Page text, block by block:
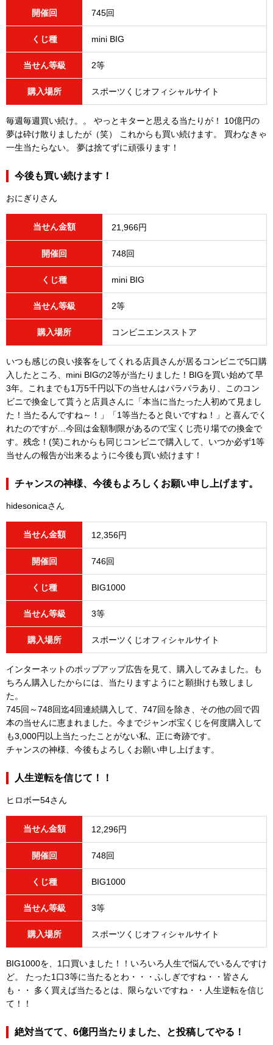
開催回 745回
くじ種 mini BIG
当せん等級 2等
購入場所 スポーツくじオフィシャルサイト
毎週毎週買い続け。。 やっとキターと思える当たりが！ 10億円の
夢は砕け散りましたが（笑） これからも買い続けます。 買わなきゃ
一生当たらない。 夢は捨てずに頑張ります！
今後も買い続けます！
おにぎりさん
当せん金額 21,966円
開催回 748回
くじ種 mini BIG
当せん等級 2等
購入場所 コンビニエンスストア
いつも感じの良い接客をしてくれる店員さんが居るコンビニで5口購
入したところ、mini BIGの2等が当たりました！BIGを買い始めて早
3年。これまでも1万5千円以下の当せんはパラパラあり、このコン
ビニで換金して貰うと店員さんに「本当に当たった人初めて見まし
た！当たるんですね～！」「1等当たると良いですね！」と喜んでく
れたのですが…今回は金額制限があるので宝くじ売り場での換金で
す。残念！(笑)これからも同じコンビニで購入して、いつか必ず1等
当せんの報告が出来るように今後も買い続けます！
チャンスの神様、今後もよろしくお願い申し上げます。
hidesonicaさん
当せん金額 12,356円
開催回 746回
くじ種 BIG1000
当せん等級 3等
購入場所 スポーツくじオフィシャルサイト
インターネットのポップアップ広告を見て、購入してみました。も
ちろん購入したからには、当たりますようにと願掛けも致しまし
た。
745回～748回迄4回連続購入して、747回を除き、その他の回で四
本の当せんに恵まれました。今までジャンボ宝くじを何度購入して
も3,000円以上当たったことがない私、正に奇跡です。
チャンスの神様、今後もよろしくお願い申し上げます。
人生逆転を信じて！！
ヒロボー54さん
当せん金額 12,296円
開催回 748回
くじ種 BIG1000
当せん等級 3等
購入場所 スポーツくじオフィシャルサイト
BIG1000を、1口買いました！！いろいろ人生で悩んでいるんですけ
ど。 たった1口3等に当たるとわ・・・ふしぎですね・・皆さん
も・・ 多く買えば当たるとは、限らないですね・・人生逆転を信じ
て！！
絶対当てて、6億円当たりました、と投稿してやる！